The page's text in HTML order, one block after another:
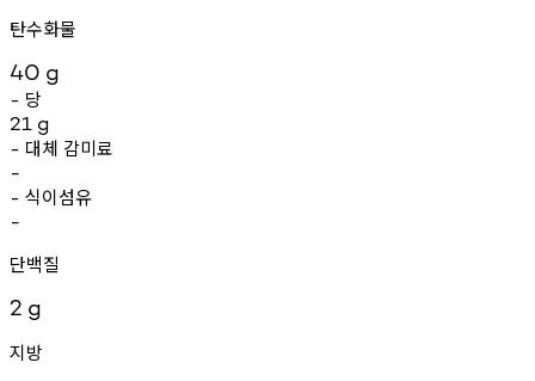
탄수화물
40 g
- 당
21 g
- 대체 감미료
-
- 식이섬유
-
단백질
2 g
지방